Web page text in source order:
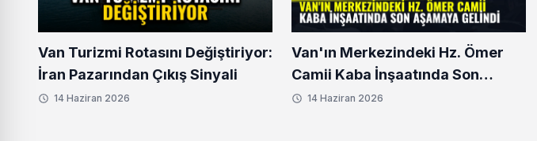
Van Turizmi Rotasını Değiştiriyor:
İran Pazarından Çıkış Sinyali
14 Haziran 2026
Van'ın Merkezindeki Hz. Ömer
Camii Kaba İnşaatında Son
Aşamaya Gelindi
14 Haziran 2026